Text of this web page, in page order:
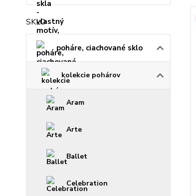
SKLO
poháre, ciachované sklo
kolekcie pohárov
Aram
Arte
Ballet
Celebration